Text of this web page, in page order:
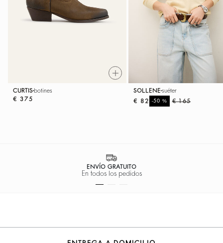
CURTIS botines
€ 375
SOLLENEsuéter
€ 165
-50 %
€ 82
ENVÍO GRATUITO
En todos los pedidos